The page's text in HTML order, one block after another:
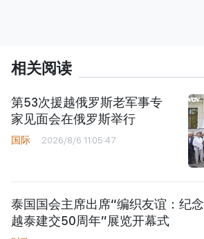
相关阅读
第53次援越俄罗斯老军事专
家见面会在俄罗斯举行
国际 2026/8/6 11:05:47
泰国国会主席出席“编织友谊：纪念
越泰建交50周年”展览开幕式